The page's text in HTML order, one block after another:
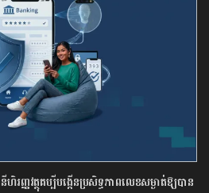
ញ្ញវត្ថុគប្បីបង្កើនប្រសិទ្ធភាពលេខសម្ងាត់ឱ្យបាន